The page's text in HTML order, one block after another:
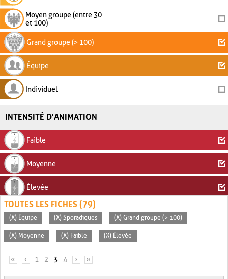
Moyen groupe (entre 30
et 100)
Grand groupe (> 100)
Équipe
Individuel
INTENSITÉ D'ANIMATION
Faible
Moyenne
Élevée
TOUTES LES FICHES (79)
(X) Équipe (X) Sporadiques (X) Grand groupe (> 100)
(X) Moyenne (X) Faible (X) Élevée
PAGES
« ‹ 1 2 3 4 › »